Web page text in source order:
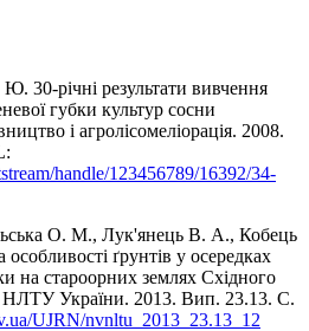
30-річні результати вивчення
губки культур сосни
і агролісомеліорація. 2008.
handle/123456789/16392/34-
О. М., Лук'янець В. А., Кобець
ґрунтів у осередках
на староорних землях Східного
НЛТУ України. 2013. Вип. 23.13. С.
UJRN/nvnltu_2013_23.13_12